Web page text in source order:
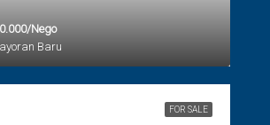
Nego
Baru
FOR SALE